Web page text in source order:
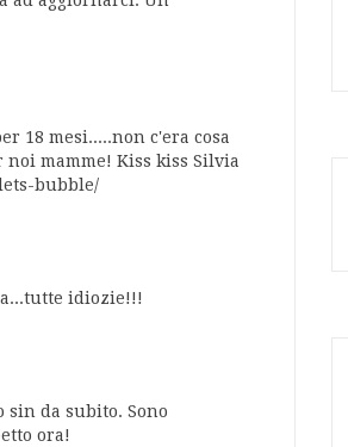
18 mesi.....non c'era cosa
mamme! Kiss kiss Silvia
bubble/
idiozie!!!
sin da subito. Sono
ora!